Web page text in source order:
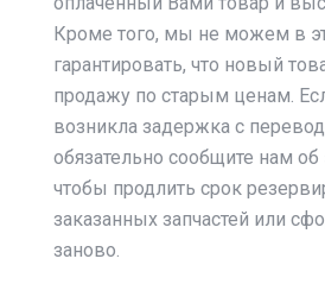
Кроме того, мы не можем в
гарантировать, что новый
продажу по старым ценам.
возникла задержка с
обязательно сообщите нам об
чтобы продлить срок
заказанных запчастей или
заново.